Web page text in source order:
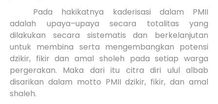
Pada hakikatnya kaderisasi dalam PMII
adalah upaya–upaya secara totalitas yang
dilakukan secara sistematis dan berkelanjutan
untuk membina serta mengembangkan potensi
dzikir, fikir dan amal sholeh pada setiap warga
pergerakan. Maka dari itu citra diri ulul albab
disarikan dalam motto PMII dzikir, fikir, dan amal
shaleh.